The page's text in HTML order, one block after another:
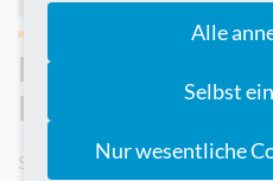
Echte Menschen
Kanälen
Schau mal rein, wie wir als
Alle
Selbst
Nur wesentliche